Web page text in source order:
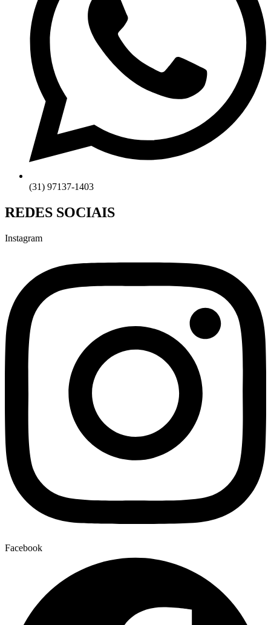
(31) 97137-1403
REDES SOCIAIS
Instagram
Facebook